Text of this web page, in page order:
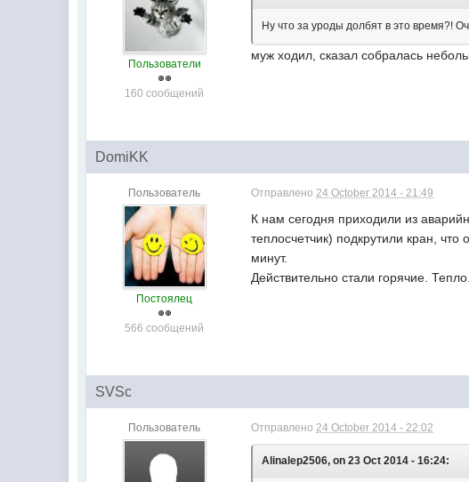
Пользователи
160 сообщений
Ну что за уроды долбят в это время?!
муж ходил, сказал собралась
DomiKK
Пользователь
Постоялец
566 сообщений
Отправлено24 October 2014 - 21:49
К нам сегодня приходили из
теплосчетчик) подкрутили кран, что
минут.
Действительно стали горячие.
SVSc
Пользователь Отправлено24 October 2014 - 22:02
Alinalep2506, on 23 Oct 2014 - 16:24: